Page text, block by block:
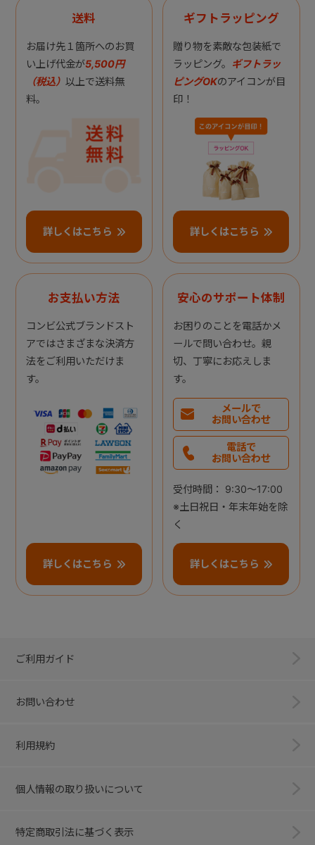
送料
お届け先１箇所へのお買
い上げ代金が5,500円
（税込） 以上で送料無
料。
詳しくはこちら
ギフトラッピング
贈り物を素敵な包装紙で
ラッピング。 ギフトラッ
ピングOKのアイコンが目
印！
詳しくはこちら
お支払い方法
コンビ公式ブランドスト
アではさまざまな決済方
法をご利用いただけま
す。
詳しくはこちら
安心のサポート体制
お困りのことを電話かメ
ールで問い合わせ。親
切、丁寧にお応えしま
す。
メールで
お問い合わせ
電話で
お問い合わせ
受付時間： 9:30～17:00
※土日祝日・年末年始を除
く
詳しくはこちら
ご利用ガイド
お問い合わせ
利用規約
個人情報の取り扱いについて
特定商取引法に基づく表示